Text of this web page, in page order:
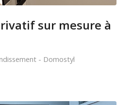
sur mesure à
- Domostyl